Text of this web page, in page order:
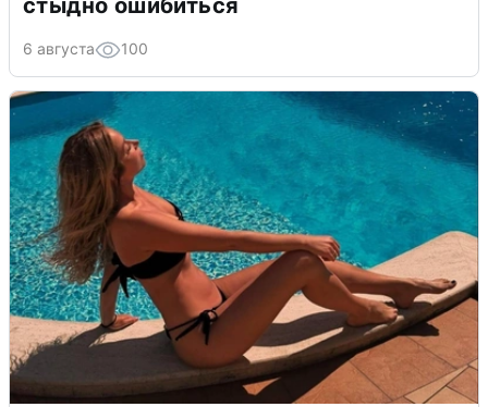
стыдно ошибиться
6 августа 100